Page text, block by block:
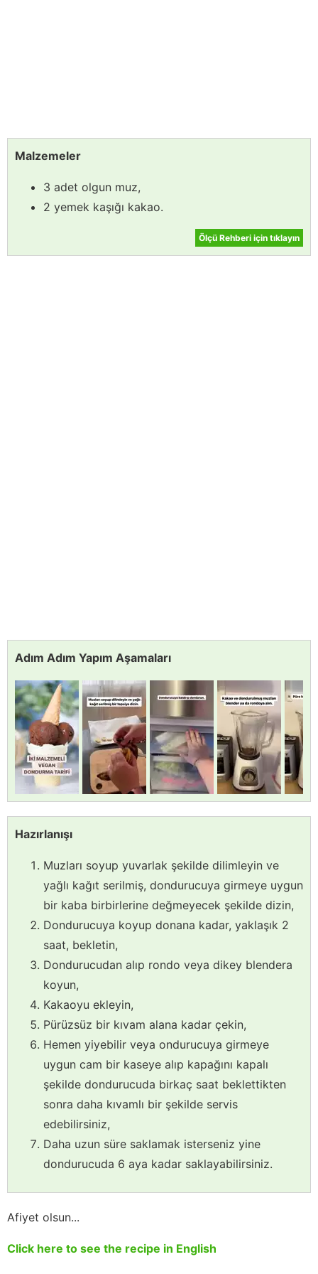
Malzemeler
3 adet olgun muz,
2 yemek kaşığı kakao.
Ölçü Rehberi için tıklayın
Adım Adım Yapım Aşamaları
Hazırlanışı
Muzları soyup yuvarlak şekilde dilimleyin ve
yağlı kağıt serilmiş, dondurucuya girmeye uygun
bir kaba birbirlerine değmeyecek şekilde dizin,
Dondurucuya koyup donana kadar, yaklaşık 2
saat, bekletin,
Dondurucudan alıp rondo veya dikey blendera
koyun,
Kakaoyu ekleyin,
Pürüzsüz bir kıvam alana kadar çekin,
Hemen yiyebilir veya ondurucuya girmeye
uygun cam bir kaseye alıp kapağını kapalı
şekilde dondurucuda birkaç saat beklettikten
sonra daha kıvamlı bir şekilde servis
edebilirsiniz,
Daha uzun süre saklamak isterseniz yine
dondurucuda 6 aya kadar saklayabilirsiniz.
Afiyet olsun...
Click here to see the recipe in English